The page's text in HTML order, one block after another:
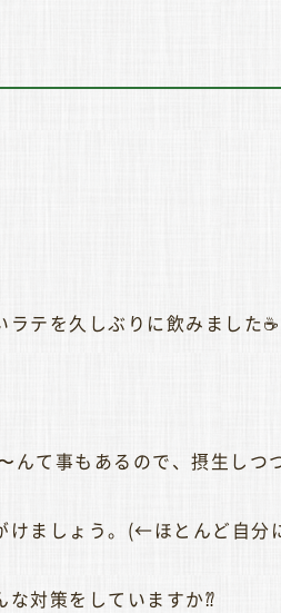
テを久しぶりに飲みました☕️
て事もあるので、摂生しつ
けましょう。(←ほとんど自分
な対策をしていますか⁇